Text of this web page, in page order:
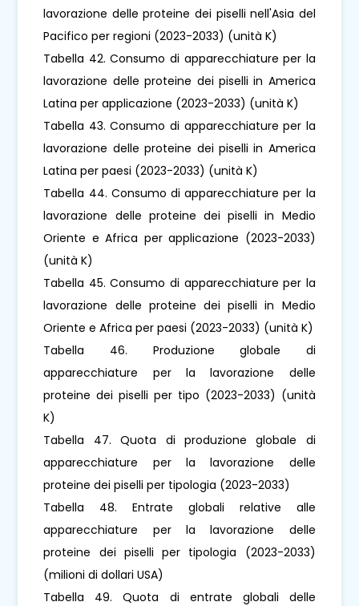
lavorazione delle proteine ​​dei piselli nell'Asia del
Pacifico per regioni (2023-2033) (unità K)
Tabella 42. Consumo di apparecchiature per la
lavorazione delle proteine ​​dei piselli in America
Latina per applicazione (2023-2033) (unità K)
Tabella 43. Consumo di apparecchiature per la
lavorazione delle proteine ​​dei piselli in America
Latina per paesi (2023-2033) (unità K)
Tabella 44. Consumo di apparecchiature per la
lavorazione delle proteine ​​dei piselli in Medio
Oriente e Africa per applicazione (2023-2033)
(unità K)
Tabella 45. Consumo di apparecchiature per la
lavorazione delle proteine ​​dei piselli in Medio
Oriente e Africa per paesi (2023-2033) (unità K)
Tabella 46. Produzione globale di
apparecchiature per la lavorazione delle
proteine ​​dei piselli per tipo (2023-2033) (unità
K)
Tabella 47. Quota di produzione globale di
apparecchiature per la lavorazione delle
proteine ​​dei piselli per tipologia (2023-2033)
Tabella 48. Entrate globali relative alle
apparecchiature per la lavorazione delle
proteine ​​dei piselli per tipologia (2023-2033)
(milioni di dollari USA)
Tabella 49. Quota di entrate globali delle